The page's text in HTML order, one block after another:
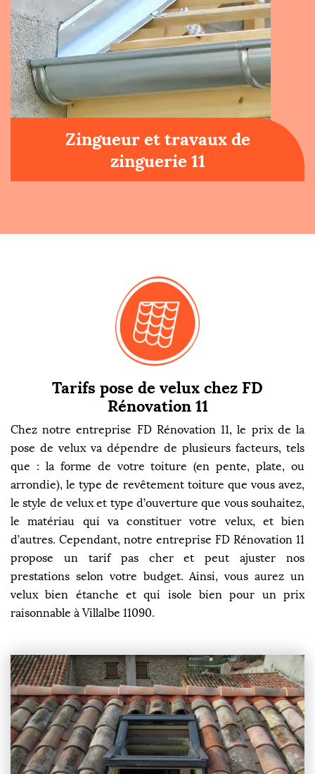
Zingueur et travaux de
zinguerie 11
Tarifs pose de velux chez FD
Rénovation 11
Chez notre entreprise FD Rénovation 11, le prix de la
pose de velux va dépendre de plusieurs facteurs, tels
que : la forme de votre toiture (en pente, plate, ou
arrondie), le type de revêtement toiture que vous avez,
le style de velux et type d’ouverture que vous souhaitez,
le matériau qui va constituer votre velux, et bien
d’autres. Cependant, notre entreprise FD Rénovation 11
propose un tarif pas cher et peut ajuster nos
prestations selon votre budget. Ainsi, vous aurez un
velux bien étanche et qui isole bien pour un prix
raisonnable à Villalbe 11090.